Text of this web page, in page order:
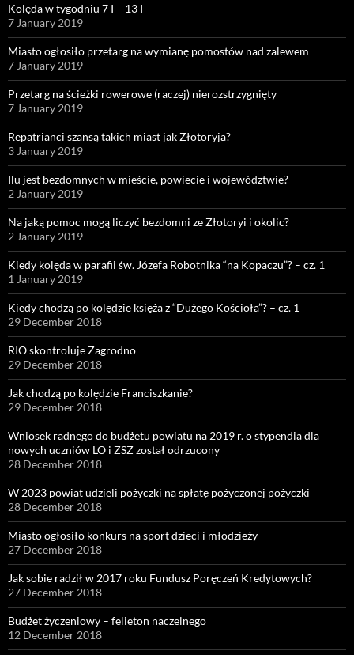
Kolęda w tygodniu 7 I – 13 I
7 January 2019
Miasto ogłosiło przetarg na wymianę pomostów nad zalewem
7 January 2019
Przetarg na ścieżki rowerowe (raczej) nierozstrzygnięty
7 January 2019
Repatrianci szansą takich miast jak Złotoryja?
3 January 2019
Ilu jest bezdomnych w mieście, powiecie i województwie?
2 January 2019
Na jaką pomoc mogą liczyć bezdomni ze Złotoryi i okolic?
2 January 2019
Kiedy kolęda w parafii św. Józefa Robotnika “na Kopaczu”? – cz. 1
1 January 2019
Kiedy chodzą po kolędzie księża z “Dużego Kościoła”? – cz. 1
29 December 2018
RIO skontroluje Zagrodno
29 December 2018
Jak chodzą po kolędzie Franciszkanie?
29 December 2018
Wniosek radnego do budżetu powiatu na 2019 r. o stypendia dla
nowych uczniów LO i ZSZ został odrzucony
28 December 2018
W 2023 powiat udzieli pożyczki na spłatę pożyczonej pożyczki
28 December 2018
Miasto ogłosiło konkurs na sport dzieci i młodzieży
27 December 2018
Jak sobie radził w 2017 roku Fundusz Poręczeń Kredytowych?
27 December 2018
Budżet życzeniowy – felieton naczelnego
12 December 2018